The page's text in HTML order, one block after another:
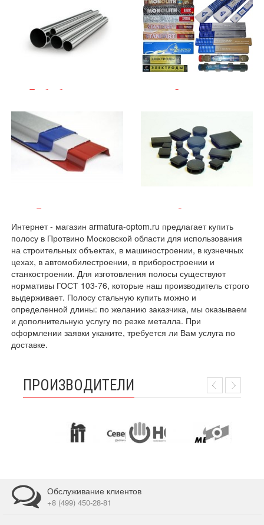
Трубы бесшовные Электроды
Евроштакетник Заглушки
Интернет - магазин armatura-optom.ru предлагает купить
полосу в Протвино Московской области для использования
на строительных объектах, в машиностроении, в кузнечных
цехах, в автомобилестроении, в приборостроении и
станкостроении. Для изготовления полосы существуют
нормативы ГОСТ 103-76, которые наш производитель строго
выдерживает. Полосу стальную купить можно и
определенной длины: по желанию заказчика, мы оказываем
и дополнительную услугу по резке металла. При
оформлении заявки укажите, требуется ли Вам услуга по
доставке.
ПРОИЗВОДИТЕЛИ
Обслуживание клиентов
+8 (499) 450-28-81